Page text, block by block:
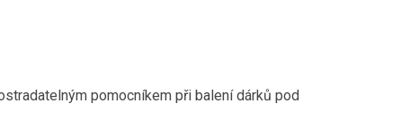
pomocníkem při balení dárků pod